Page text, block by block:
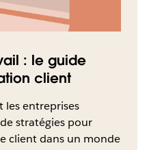
: le guide
client
les entreprises
stratégies pour
client dans un monde